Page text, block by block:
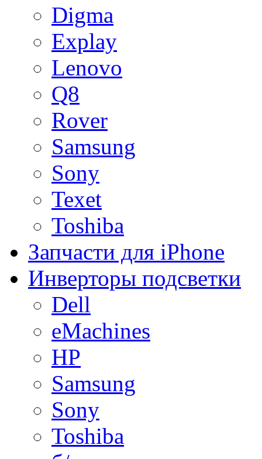
Digma
Explay
Lenovo
Q8
Rover
Samsung
Sony
Texet
Toshiba
Запчасти для iPhone
Инверторы подсветки
Dell
eMachines
HP
Samsung
Sony
Toshiba